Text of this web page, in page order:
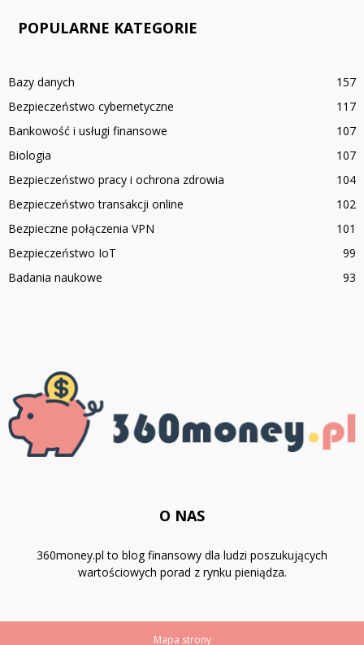
POPULARNE KATEGORIE
Bazy danych
157
Bezpieczeństwo cybernetyczne
117
Bankowość i usługi finansowe
107
Biologia
107
Bezpieczeństwo pracy i ochrona zdrowia
104
Bezpieczeństwo transakcji online
102
Bezpieczne połączenia VPN
101
Bezpieczeństwo IoT
99
Badania naukowe
93
O NAS
360money.pl to blog finansowy dla ludzi poszukujących
wartościowych porad z rynku pieniądza.
Mapa strony